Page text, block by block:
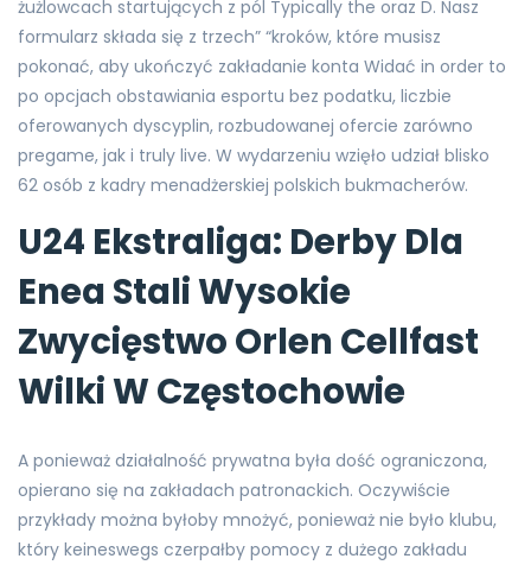
żużlowcach startujących z pól Typically the oraz D. Nasz
formularz składa się z trzech” “kroków, które musisz
pokonać, aby ukończyć zakładanie konta Widać in order to
po opcjach obstawiania esportu bez podatku, liczbie
oferowanych dyscyplin, rozbudowanej ofercie zarówno
pregame, jak i truly live. W wydarzeniu wzięło udział blisko
62 osób z kadry menadżerskiej polskich bukmacherów.
U24 Ekstraliga: Derby Dla
Enea Stali Wysokie
Zwycięstwo Orlen Cellfast
Wilki W Częstochowie
A ponieważ działalność prywatna była dość ograniczona,
opierano się na zakładach patronackich. Oczywiście
przykłady można byłoby mnożyć, ponieważ nie było klubu,
który keineswegs czerpałby pomocy z dużego zakładu